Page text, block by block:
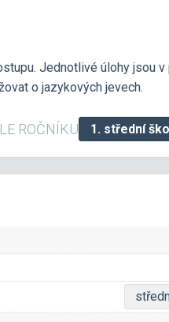
Jednotlivé úlohy jsou
o jazykových jevech.
ROČNÍKU